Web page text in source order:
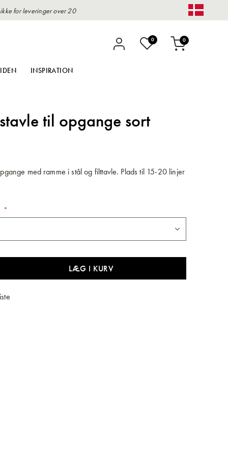
for leveringer over 20
0
Indkøbskurv
0varer
INSPIRATION
til opgange sort
med ramme i stål og filttavle. Plads til 15-20 linjer
LÆG I KURV